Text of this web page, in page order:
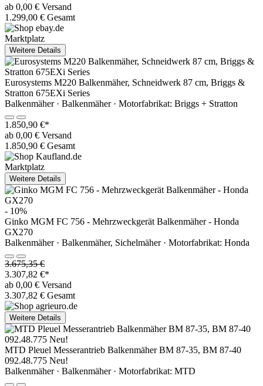
ab 0,00 € Versand
1.299,00 € Gesamt
Marktplatz
Weitere Details
Eurosystems M220 Balkenmäher, Schneidwerk 87 cm, Briggs &
Stratton 675EXi Series
Balkenmäher · Balkenmäher · Motorfabrikat: Briggs + Stratton
1.850,90 €*
ab 0,00 € Versand
1.850,90 € Gesamt
Marktplatz
Weitere Details
- 10%
Ginko MGM FC 756 - Mehrzweckgerät Balkenmäher - Honda
GX270
Balkenmäher · Balkenmäher, Sichelmäher · Motorfabrikat: Honda
3.675,35 €
3.307,82 €*
ab 0,00 € Versand
3.307,82 € Gesamt
Weitere Details
MTD Pleuel Messerantrieb Balkenmäher BM 87-35, BM 87-40
092.48.775 Neu!
Balkenmäher · Balkenmäher · Motorfabrikat: MTD